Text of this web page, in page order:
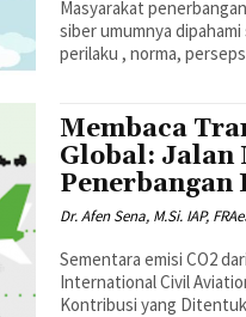
Masyarakat
siber umumnya
perilaku , norma,
Membaca
Global: Jalan
Dr. Afen Sena, M.Si. IAP,
Sementara emisi CO2
International Civil
Kontribusi yang